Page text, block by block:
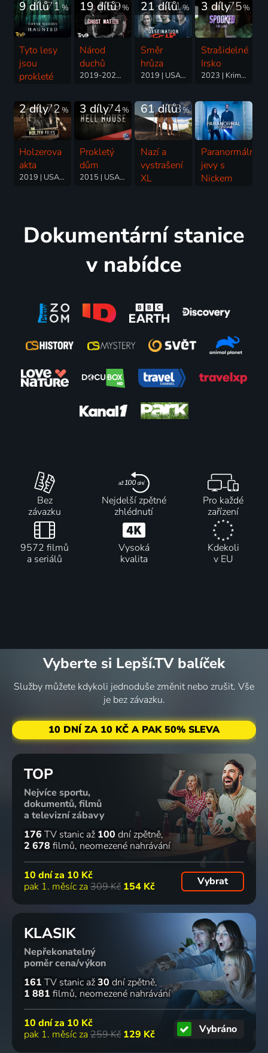
71%
9 dílů
Tyto lesy
jsou
prokleté
59%
19 dílů
Národ
duchů
2019-2021 | USA | Cestování, Horor
71%
21 dílů
Směr
hrůza
2019 | USA | Reality TV, Dobrodružný, Historický, Horor
75%
3 díly
Strašidelné
Irsko
2023 | Krimi, Horor, Mysteriózní
72%
2 díly
Holzerova
akta
2019 | USA | Cestování, Horor, Mysteriózní, Reality TV
74%
3 díly
Prokletý
dům
2015 | USA | Drama, Horor, Krimi, Mysteriózní
73%
61 dílů
Nazí a
vystrašení
XL
Paranormální
jevy s
Nickem
Dokumentární stanice
v nabídce
Bez
závazku
Nejdelší zpětné
zhlédnutí
Pro každé
zařízení
9572 filmů
a seriálů
Vysoká
kvalita
Kdekoli
v EU
Vyberte si Lepší.TV balíček
Služby můžete kdykoli jednoduše změnit nebo zrušit. Vše
je bez závazku.
10 DNÍ ZA 10 KČ A PAK 50% SLEVA
TOP
Nejvíce sportu,
dokumentů, filmů
a televizní zábavy
176 TV stanic až 100 dní zpětně
2 678 filmů neomezené nahrávání
10 dní za 10 Kč
pak 1. měsíc za 309 Kč 154 Kč Vybrat
KLASIK
Nepřekonatelný
poměr cena/výkon
161 TV stanic až30 dní zpětně
1 881 filmů neomezené nahrávání
10 dní za 10 Kč
pak 1. měsíc za 259 Kč 129 Kč Vybráno